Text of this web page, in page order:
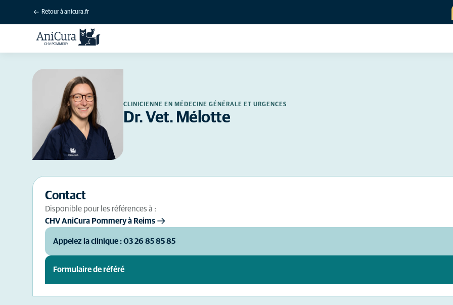
Retour à anicura.fr
CLINICIENNE EN MÉDECINE GÉNÉRALE ET URGENCES
Dr. Vet. Mélotte
Contact
Disponible pour les références à :
CHV AniCura Pommery à Reims
Appelez la clinique : 03 26 85 85 85
Formulaire de référé